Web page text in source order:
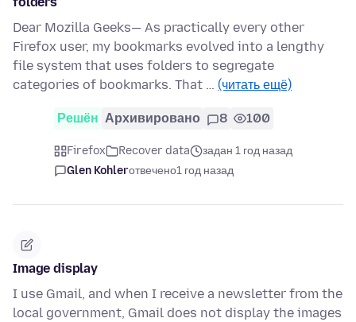
Dear Mozilla Geeks— As practically every other
Firefox user, my bookmarks evolved into a lengthy
file system that uses folders to segregate
categories of bookmarks. That … (читать ещё)
Решён Архивировано 8 100
Firefox Recover data
задан 1 год назад
Glen Kohlerотвечено1 год назад
Image display
I use Gmail, and when I receive a newsletter from the
local government, Gmail does not display the images